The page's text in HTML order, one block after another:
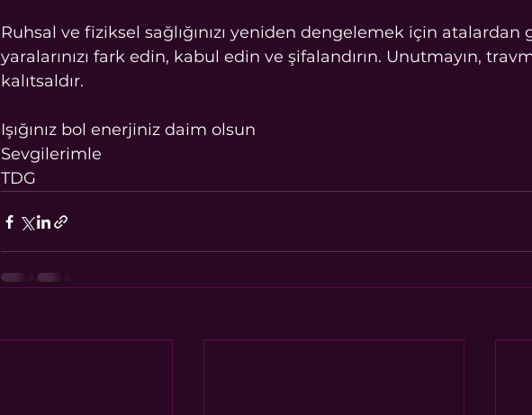
Ruhsal ve fiziksel sağlığınızı yeniden dengelemek için atalardan
yaralarınızı fark edin, kabul edin ve şifalandırın. Unutmayın,
kalıtsaldır.
Işığınız bol enerjiniz daim olsun
Sevgilerimle
TDG